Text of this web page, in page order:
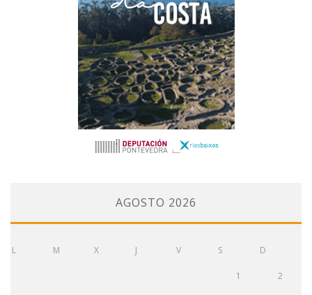
AGOSTO 2026
L M X J V S D
1 2